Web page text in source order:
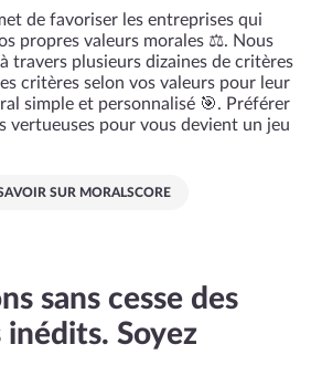
de favoriser les entreprises qui
propres valeurs morales ⚖️. Nous
travers plusieurs dizaines de critères
critères selon vos valeurs pour leur
simple et personnalisé 🎯. Préférer
vertueuses pour vous devient un jeu
SUR MORALSCORE
sans cesse des
inédits. Soyez